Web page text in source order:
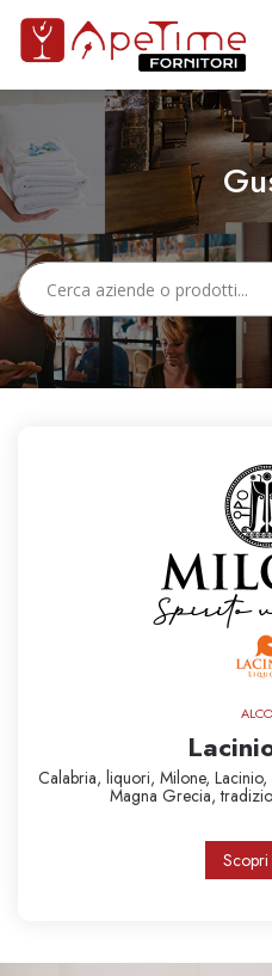
Calabria, liquori, Milone, Lacinio,
Magna Grecia,